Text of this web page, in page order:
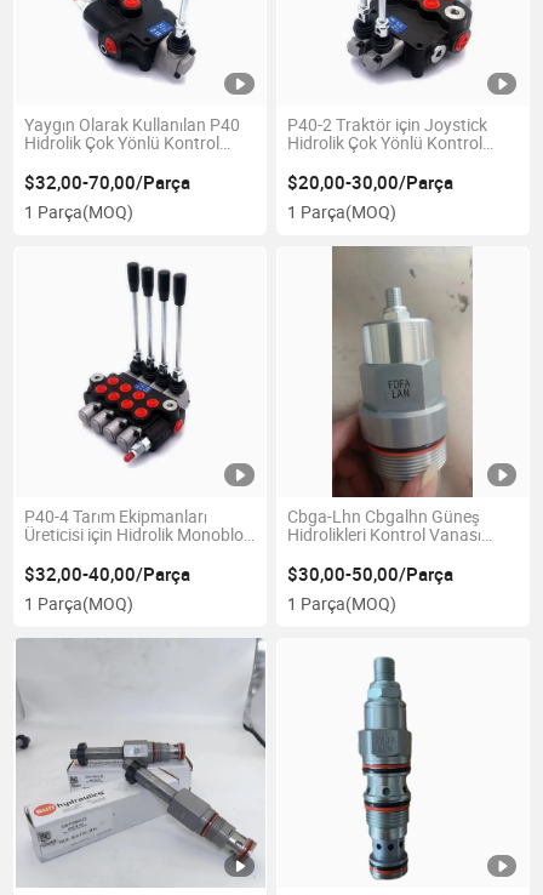
Yaygın Olarak Kullanılan P40
Hidrolik Çok Yönlü Kontrol
$32,00-70,00/Parça
1 Parça(MOQ)
P40-2 Traktör için Joystick
Hidrolik Çok Yönlü Kontrol
Teslimat
$20,00-30,00/Parça
1 Parça(MOQ)
P40-4 Tarım Ekipmanları
Üreticisi için Hidrolik Monoblok
Parçaları Vanaları Türleri
$32,00-40,00/Parça
1 Parça(MOQ)
Cbga-Lhn Cbgalhn Güneş
Hidrolikleri Kontrol Vanası
Cbgg-Ljn Cbggljn
$30,00-50,00/Parça
1 Parça(MOQ)